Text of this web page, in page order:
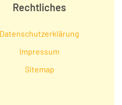
Rechtliches
Datenschutzerklärung
Impressum
Sitemap